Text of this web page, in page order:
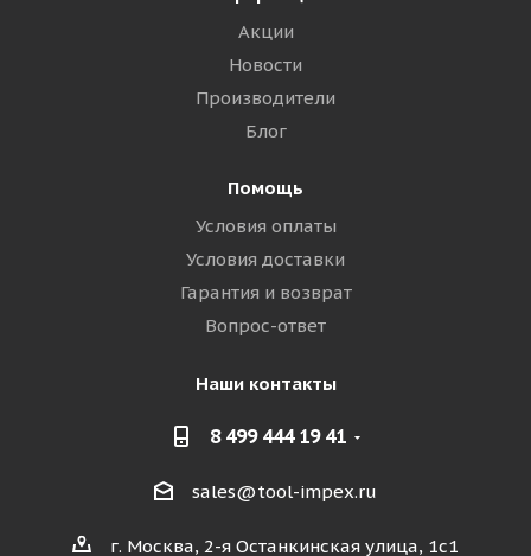
Акции
Новости
Производители
Блог
Помощь
Условия оплаты
Условия доставки
Гарантия и возврат
Вопрос-ответ
Наши контакты
8 499 444 19 41
sales@tool-impex.ru
г. Москва, 2-я Останкинская улица, 1с1